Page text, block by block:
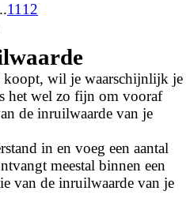
1112
koopt, wil je waarschijnlijk je
het wel zo fijn om vooraf
de inruilwaarde van je
in en voeg een aantal
meestal binnen een
van de inruilwaarde van je